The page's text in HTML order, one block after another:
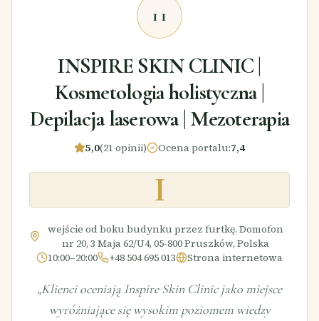
11
INSPIRE SKIN CLINIC |
Kosmetologia holistyczna |
Depilacja laserowa | Mezoterapia
5,0(21 opinii) Ocena portalu:7,4
I
wejście od boku budynku przez furtkę. Domofon
nr 20, 3 Maja 62/U4, 05-800 Pruszków, Polska
10:00–20:00
+48 504 695 013 Strona internetowa
„Klienci oceniają Inspire Skin Clinic jako miejsce
wyróżniające się wysokim poziomem wiedzy